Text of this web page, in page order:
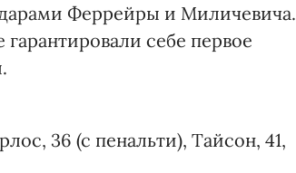
Феррейры и Миличевича.
себе первое
36 (с пенальти), Тайсон, 41,